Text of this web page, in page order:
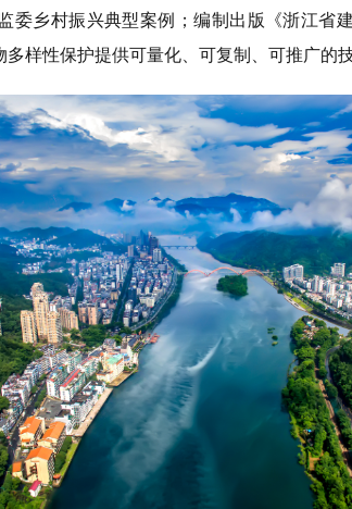
委乡村振兴典型案例；编制出版《浙江省
多样性保护提供可量化、可复制、可推广的